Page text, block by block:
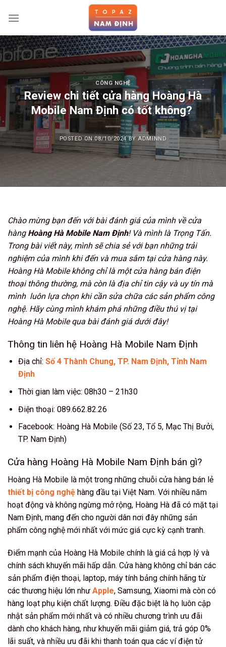
CÔNG NGHỆ
Review chi tiết cửa hàng Hoàng Hà
Mobile Nam Định có tốt không?
POSTED ON08/10/2024BYADMINND
Chào mừng bạn đến với bài đánh giá của mình về cửa
hàng Hoàng Hà Mobile Nam Định! Và mình là Trọng Tấn.
Trong bài viết này, mình sẽ chia sẻ với bạn những trải
nghiệm của mình khi đến và mua sắm tại cửa hàng này.
Hoàng Hà Mobile không chỉ là một cửa hàng bán điện
thoại thông thường, mà còn là địa chỉ tin cậy và uy tín mà
mình luôn lựa chọn khi cần sửa chữa các sản phẩm công
nghệ. Hãy cùng mình khám phá những điều thú vị tại
Hoàng Hà Mobile qua bài đánh giá dưới đây!
Thông tin liên hệ Hoàng Hà Mobile Nam Định
Địa chỉ: Số 4 Thành Chung, TP. Nam Định, Tỉnh Nam
Định
Thời gian làm việc: 08h30 – 21h30
Điện thoại: 089.662.82.26
Facebook: Hoàng Hà Mobile (Số 23, Tổ 5, Mạc Thị Bưởi,
TP. Nam Định)
Cửa hàng Hoàng Hà Mobile Nam Định bán gì?
Hoàng Hà Mobile là một trong những chuỗi cửa hàng bán lẻ
thiết bị công nghệ hàng đầu tại Việt Nam. Với nhiều năm
hoạt động và không ngừng mở rộng, Hoàng Hà đã có mặt tại
Nam Định, mang đến cho người dân nơi đây những sản
phẩm công nghệ mới nhất với mức giá cực kỳ cạnh tranh.
Điểm mạnh của Hoàng Hà Mobile chính là giá cả hợp lý và
chính sách khuyến mãi hấp dẫn. Cửa hàng không chỉ bán các
sản phẩm điện thoại, laptop, máy tính bảng chính hãng từ
các thương hiệu lớn như Apple, Samsung, Xiaomi mà còn có
hàng loạt phụ kiện chất lượng. Điều đặc biệt là họ luôn cập
nhật sản phẩm mới nhất và có nhiều chương trình ưu đãi
dành cho khách hàng, như khuyến mãi giảm giá, trả góp 0%
lãi suất, và nhiều ưu đãi khi thanh toán qua các ví điện tử